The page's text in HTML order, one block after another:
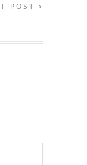
POST